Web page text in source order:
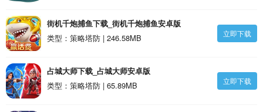
街机千炮捕鱼下载_街机千炮捕鱼安卓版
类型：策略塔防 | 246.58MB
立即下载
占城大师下载_占城大师安卓版
类型：策略塔防 | 65.89MB
立即下载